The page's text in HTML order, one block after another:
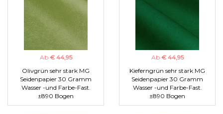
Ab € 44,95
Olivgrün sehr stark MG
Seidenpapier 30 Gramm
Wasser -und Farbe-Fast.
±890 Bogen
Ab € 44,95
Kieferngrün sehr stark MG
Seidenpapier 30 Gramm
Wasser -und Farbe-Fast.
±890 Bogen